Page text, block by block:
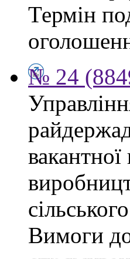
Термін
№ 24
вакантної
Вимоги